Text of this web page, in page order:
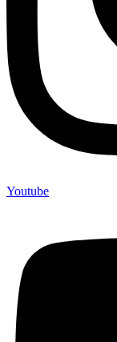
Youtube